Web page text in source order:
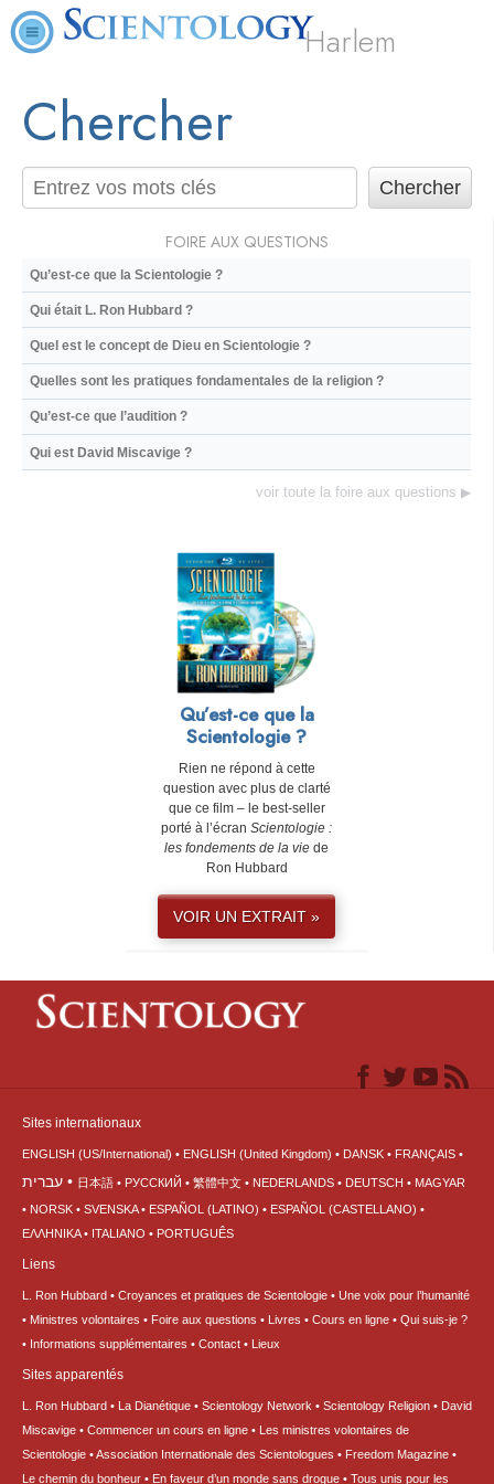
Harlem
Chercher
FOIRE AUX QUESTIONS
Qu’est-ce que la Scientologie ?
Qui était L. Ron Hubbard ?
Quel est le concept de Dieu en Scientologie ?
Quelles sont les pratiques fondamentales de la religion ?
Qu’est-ce que l’audition ?
Qui est David Miscavige ?
voir toute la foire aux questions ▶
Qu’est-ce que la
Scientologie ?
Rien ne répond à cette
question avec plus de clarté
que ce film – le best-seller
porté à l’écran Scientologie :
les fondements de la vie de
Ron Hubbard
VOIR UN EXTRAIT »
Sites internationaux
ENGLISH (US/International) ENGLISH (United Kingdom) DANSK FRANÇAIS
עברית 日本語 РУССКИЙ 繁體中文 NEDERLANDS DEUTSCH
MAGYAR
NORSK
SVENSKA ESPAÑOL (LATINO)
ESPAÑOL (CASTELLANO)
ΕΛΛΗΝΙΚA
ITALIANO PORTUGUÊS
Liens
L. Ron Hubbard Croyances et pratiques de Scientologie
Une voix pour l’humanité
Ministres volontaires
Foire aux questions Livres Cours en ligne
Qui suis-je ?
Informations supplémentaires
Contact Lieux
Sites apparentés
L. Ron Hubbard La Dianétique Scientology Network Scientology Religion
David
Miscavige
Commencer un cours en ligne
Les ministres volontaires de
Scientologie
Association Internationale des Scientologues
Freedom Magazine
Le chemin du bonheur
En faveur d’un monde sans drogue Tous unis pour les